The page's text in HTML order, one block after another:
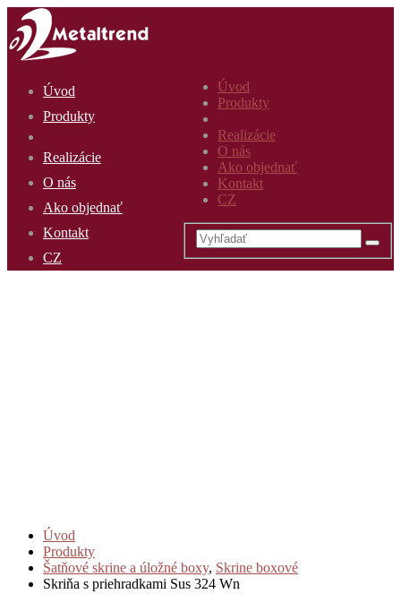
Úvod
Produkty
Realizácie
O nás
Ako objednať
Kontakt
CZ
Úvod
Produkty
Realizácie
O nás
Ako objednať
Kontakt
CZ
Úvod
Produkty
Šatňové skrine a úložné boxy, Skrine boxové
Skriňa s priehradkami Sus 324 Wn